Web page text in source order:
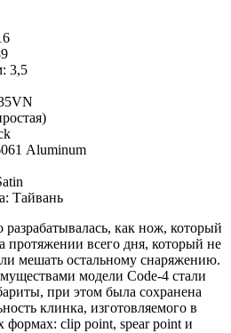
3,5
Aluminum
Тайвань
как нож, который
протяжении всего дня, который не
мешать остальному снаряжению.
модели Code-4 стали
при этом была сохранена
клинка, изготовляемого в
формах: clip point, spear point и